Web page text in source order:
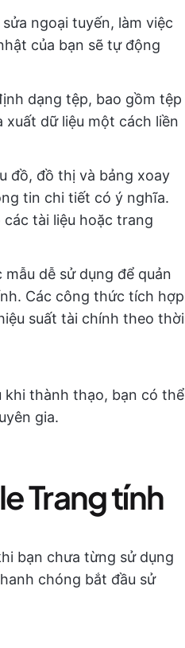
ngoại tuyến, làm việc
của bạn sẽ tự động
dạng tệp, bao gồm tệp
xuất dữ liệu một cách liền
đồ, đồ thị và bảng xoay
tin chi tiết có ý nghĩa.
tài liệu hoặc trang
dễ sử dụng để quản
Các công thức tích hợp
suất tài chính theo thời
khi thành thạo, bạn có thể
gia.
Trang tính
bạn chưa từng sử dụng
chóng bắt đầu sử